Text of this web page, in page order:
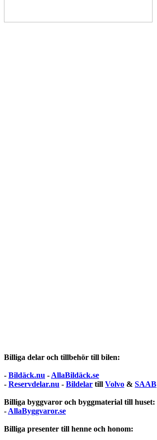
Billiga delar och tillbehör till bilen:
- Bildäck.nu - AllaBildäck.se
- Reservdelar.nu - Bildelar till Volvo & SAAB
Billiga byggvaror och byggmaterial till huset:
- AllaByggvaror.se
Billiga presenter till henne och honom: